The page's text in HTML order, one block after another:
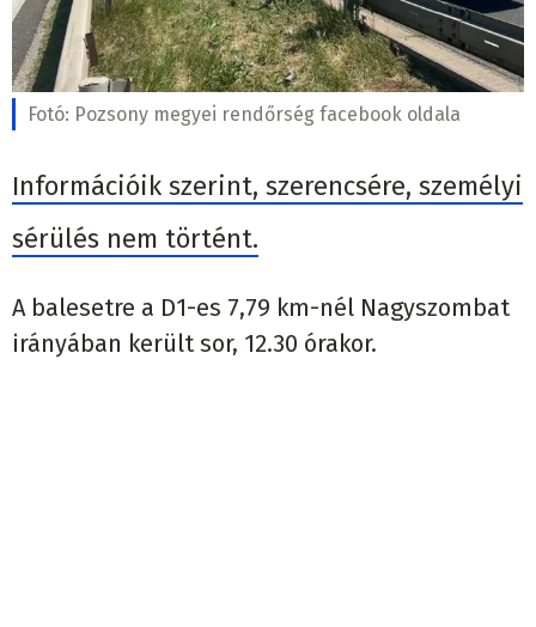
Fotó: Pozsony megyei rendőrség facebook oldala
Információik szerint, szerencsére, személyi
sérülés nem történt.
A balesetre a D1-es 7,79 km-nél Nagyszombat
irányában került sor, 12.30 órakor.